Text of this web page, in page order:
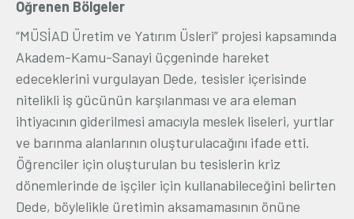
Öğrenen Bölgeler
“MÜSİAD Üretim ve Yatırım Üsleri” projesi kapsamında
Akadem-Kamu-Sanayi üçgeninde hareket
edeceklerini vurgulayan Dede, tesisler içerisinde
nitelikli iş gücünün karşılanması ve ara eleman
ihtiyacının giderilmesi amacıyla meslek liseleri, yurtlar
ve barınma alanlarının oluşturulacağını ifade etti.
Öğrenciler için oluşturulan bu tesislerin kriz
dönemlerinde de işçiler için kullanabileceğini belirten
Dede, böylelikle üretimin aksamamasının önüne